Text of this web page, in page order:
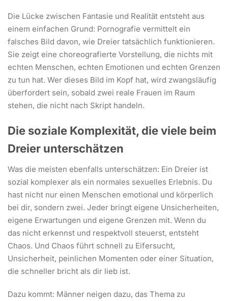
Die Lücke zwischen Fantasie und Realität entsteht aus
einem einfachen Grund: Pornografie vermittelt ein
falsches Bild davon, wie Dreier tatsächlich funktionieren.
Sie zeigt eine choreografierte Vorstellung, die nichts mit
echten Menschen, echten Emotionen und echten Grenzen
zu tun hat. Wer dieses Bild im Kopf hat, wird zwangsläufig
überfordert sein, sobald zwei reale Frauen im Raum
stehen, die nicht nach Skript handeln.
Die soziale Komplexität, die viele beim
Dreier unterschätzen
Was die meisten ebenfalls unterschätzen: Ein Dreier ist
sozial komplexer als ein normales sexuelles Erlebnis. Du
hast nicht nur einen Menschen emotional und körperlich
bei dir, sondern zwei. Jeder bringt eigene Unsicherheiten,
eigene Erwartungen und eigene Grenzen mit. Wenn du
das nicht erkennst und respektvoll steuerst, entsteht
Chaos. Und Chaos führt schnell zu Eifersucht,
Unsicherheit, peinlichen Momenten oder einer Situation,
die schneller bricht als dir lieb ist.
Dazu kommt: Männer neigen dazu, das Thema zu